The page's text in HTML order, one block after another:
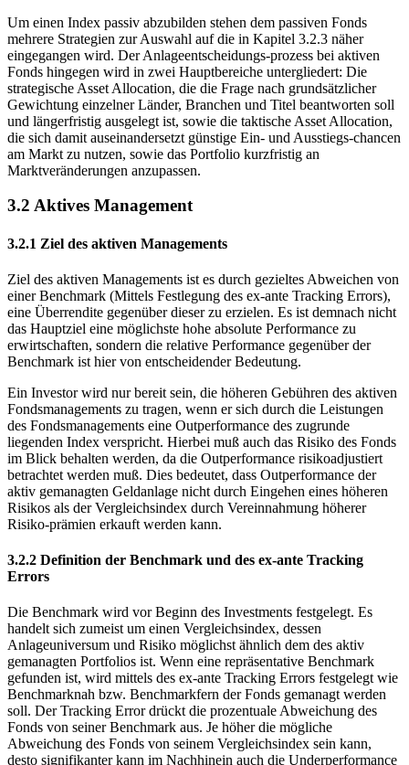
Um einen Index passiv abzubilden stehen dem passiven Fonds
mehrere Strategien zur Auswahl auf die in Kapitel 3.2.3 näher
eingegangen wird. Der Anlageentscheidungs-prozess bei aktiven
Fonds hingegen wird in zwei Hauptbereiche untergliedert: Die
strategische Asset Allocation, die die Frage nach grundsätzlicher
Gewichtung einzelner Länder, Branchen und Titel beantworten soll
und längerfristig ausgelegt ist, sowie die taktische Asset Allocation,
die sich damit auseinandersetzt günstige Ein- und Ausstiegs-chancen
am Markt zu nutzen, sowie das Portfolio kurzfristig an
Ziel des aktiven Managements ist es durch gezieltes Abweichen von
einer Benchmark (Mittels Festlegung des ex-ante Tracking Errors),
eine Überrendite gegenüber dieser zu erzielen. Es ist demnach nicht
das Hauptziel eine möglichste hohe absolute Performance zu
erwirtschaften, sondern die relative Performance gegenüber der
Ein Investor wird nur bereit sein, die höheren Gebühren des aktiven
Fondsmanagements zu tragen, wenn er sich durch die Leistungen
des Fondsmanagements eine Outperformance des zugrunde
liegenden Index verspricht. Hierbei muß auch das Risiko des Fonds
im Blick behalten werden, da die Outperformance risikoadjustiert
betrachtet werden muß. Dies bedeutet, dass Outperformance der
aktiv gemanagten Geldanlage nicht durch Eingehen eines höheren
Risikos als der Vergleichsindex durch Vereinnahmung höherer
3.2.2 Definition der Benchmark und des ex-ante Tracking
Die Benchmark wird vor Beginn des Investments festgelegt. Es
handelt sich zumeist um einen Vergleichsindex, dessen
Anlageuniversum und Risiko möglichst ähnlich dem des aktiv
gemanagten Portfolios ist. Wenn eine repräsentative Benchmark
gefunden ist, wird mittels des ex-ante Tracking Errors festgelegt wie
Benchmarknah bzw. Benchmarkfern der Fonds gemanagt werden
soll. Der Tracking Error drückt die prozentuale Abweichung des
Fonds von seiner Benchmark aus. Je höher die mögliche
Abweichung des Fonds von seinem Vergleichsindex sein kann,